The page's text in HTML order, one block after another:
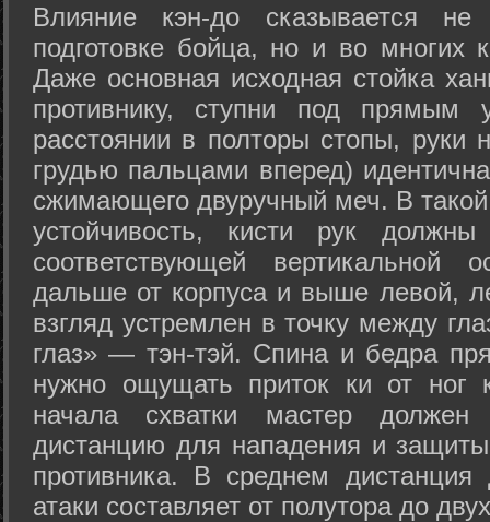
Влияние кэн-до сказывается не
подготовке бойца, но и во многих
Даже основная исходная стойка
противнику, ступни под прямым
расстоянии в полторы стопы, руки
грудью пальцами вперед)
сжимающего двуручный меч. В
устойчивость, кисти рук
соответствующей
дальше от корпуса и выше левой,
взгляд устремлен в точку между
глаз» — тэн-тэй. Спина и бедра
нужно ощущать приток ки от
начала схватки мастер должен
дистанцию для нападения и
противника. В среднем
атаки составляет от полутора до